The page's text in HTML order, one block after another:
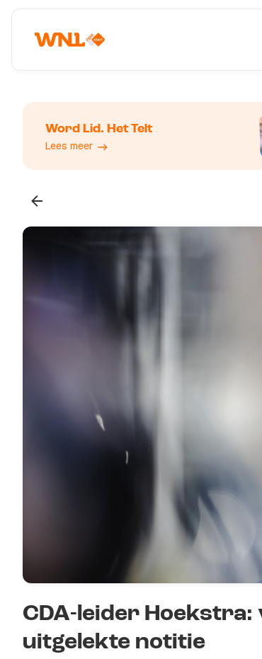
Word Lid. Het Telt
Lees meer
CDA-leider
uitgelekte notitie